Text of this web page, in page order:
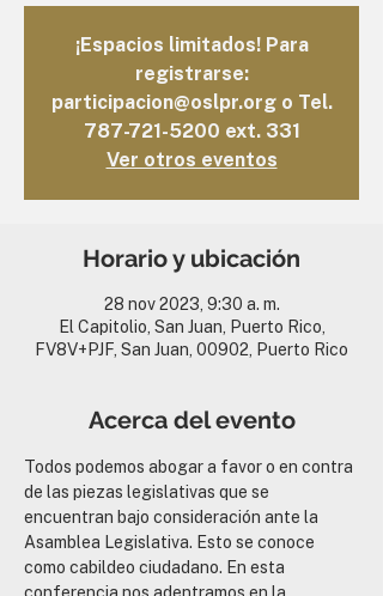
¡Espacios limitados! Para
registrarse:
participacion@oslpr.org o Tel.
787-721-5200 ext. 331
Ver otros eventos
Horario y ubicación
28 nov 2023, 9:30 a. m.
El Capitolio, San Juan, Puerto Rico,
FV8V+PJF, San Juan, 00902, Puerto Rico
Acerca del evento
Todos podemos abogar a favor o en contra
de las piezas legislativas que se
encuentran bajo consideración ante la
Asamblea Legislativa. Esto se conoce
como cabildeo ciudadano. En esta